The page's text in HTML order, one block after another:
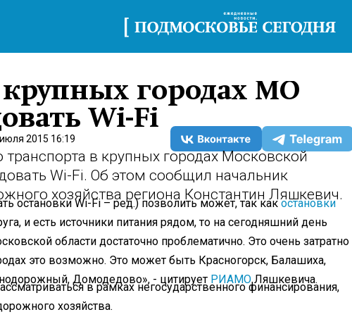
городах МО
Wi-Fi
2015 16:19
в крупных городах Московской
Wi-Fi. Об этом сообщил начальник
хозяйства региона Константин Ляшкевич.
остановки Wi-Fi – ред.) позволить может, так какостановки
и есть источники питания рядом, то на сегодняшний день
области достаточно проблематично. Это очень затратно
это возможно. Это может быть Красногорск, Балашиха,
Домодедово», - цитирует РИАМОЛяшкевича.
в рамках негосударственного финансирования,
хозяйства.